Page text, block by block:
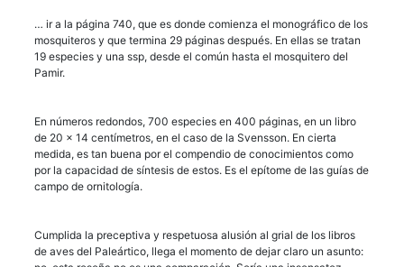
… ir a la página 740, que es donde comienza el monográfico de los
mosquiteros y que termina 29 páginas después. En ellas se tratan
19 especies y una ssp, desde el común hasta el mosquitero del
Pamir.
En números redondos, 700 especies en 400 páginas, en un libro
de 20 x 14 centímetros, en el caso de la Svensson. En cierta
medida, es tan buena por el compendio de conocimientos como
por la capacidad de síntesis de estos. Es el epítome de las guías de
campo de ornitología.
Cumplida la preceptiva y respetuosa alusión al grial de los libros
de aves del Paleártico, llega el momento de dejar claro un asunto: